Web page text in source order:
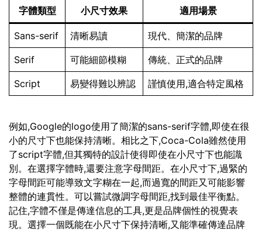
字體類型 小尺寸效果 適用場景
Sans-serif 清晰易讀 現代、簡潔的品牌
Serif 可能細節模糊 傳統、正式的品牌
Script 易變得難以辨認 謹慎使用,適合特定風格
例如,Google的logo使用了簡潔的sans-serif字體,即使在很
小的尺寸下也能保持清晰。相比之下,Coca-Cola雖然使用
了script字體,但其獨特的設計使得即使在小尺寸下也能識
別。在選擇字體時,還要注意字母間距。在小尺寸下,過緊的
字母間距可能導致文字糊在一起,而過寬的間距又可能影響
整體的連貫性。可以嘗試微調字母間距,找到最佳平衡點。
記住,字體不僅是傳達信息的工具,更是品牌個性的視覺表
現。選擇一個既能在小尺寸下保持清晰,又能準確傳達品牌